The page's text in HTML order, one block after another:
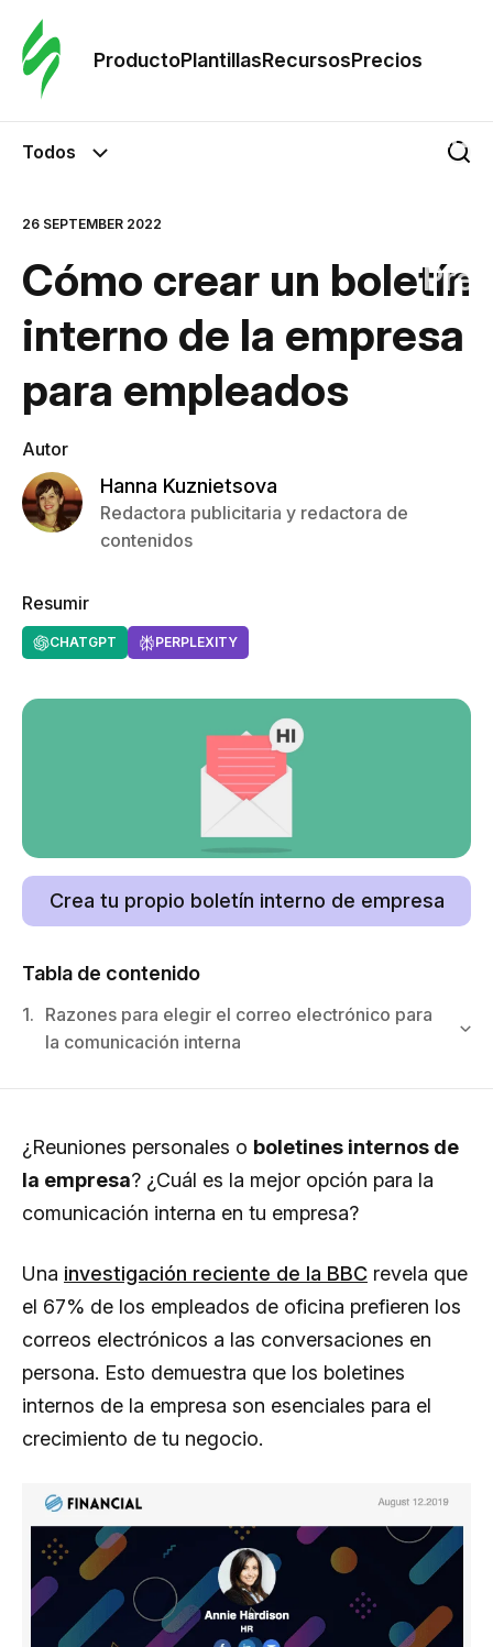
ProductoPlantillasRecursosPrecios
Todos
26 SEPTEMBER 2022
Cómo crear un boletín
interno de la empresa
para empleados
Autor
Hanna Kuznietsova
Redactora publicitaria y redactora de
contenidos
Resumir
CHATGPT PERPLEXITY
Crea tu propio boletín interno de empresa
Tabla de contenido
1. Razones para elegir el correo electrónico para
la comunicación interna
¿Reuniones personales o boletines internos de
la empresa? ¿Cuál es la mejor opción para la
comunicación interna en tu empresa?
Una investigación reciente de la BBC revela que
el 67% de los empleados de oficina prefieren los
correos electrónicos a las conversaciones en
persona. Esto demuestra que los boletines
internos de la empresa son esenciales para el
crecimiento de tu negocio.